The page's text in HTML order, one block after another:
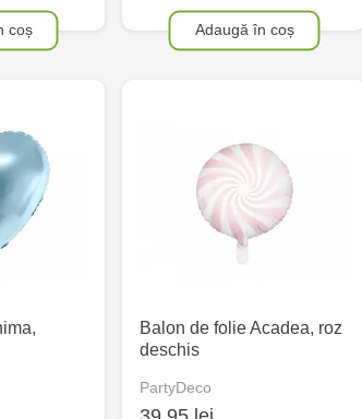
coș Adaugă în coș
Balon de folie Acadea, roz
deschis
PartyDeco